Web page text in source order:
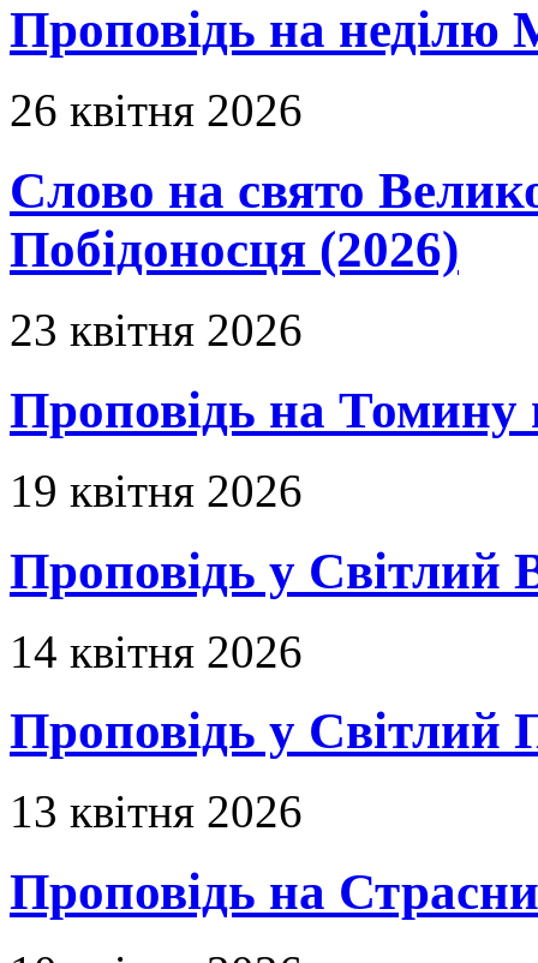
Проповідь на неділю
26 квітня 2026
Слово на свято
Побідоносця (2026)
23 квітня 2026
Проповідь на Томину
19 квітня 2026
Проповідь у Світлий
14 квітня 2026
Проповідь у Світлий
13 квітня 2026
Проповідь на